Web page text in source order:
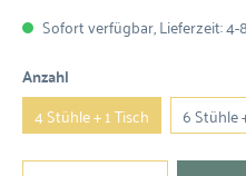
Sofort verfügbar, Lieferzeit: 4-
Anzahl
4 Stühle + 1 Tisch 6 Stühle